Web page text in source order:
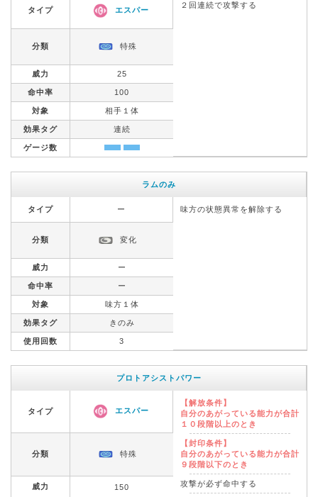
タイプ エスパー
２回連続で攻撃する
分類 特殊
威力 25
命中率 100
対象 相手１体
効果タグ 連続
ゲージ数
ラムのみ
タイプ ー 味方の状態異常を解除する
分類 変化
威力 ー
命中率 ー
対象 味方１体
効果タグ きのみ
使用回数 3
プロトアシストパワー
タイプ エスパー
【解放条件】
自分のあがっている能力が合計
１０段階以上のとき
【封印条件】
自分のあがっている能力が合計
９段階以下のとき
攻撃が必ず命中する
分類 特殊
威力 150